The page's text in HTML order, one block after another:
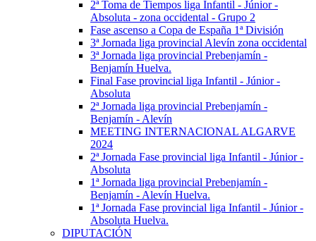
2ª Toma de Tiempos liga Infantil - Júnior -
Absoluta - zona occidental - Grupo 2
Fase ascenso a Copa de España 1ª División
3ª Jornada liga provincial Alevín zona occidental
3ª Jornada liga provincial Prebenjamín -
Benjamín Huelva.
Final Fase provincial liga Infantil - Júnior -
Absoluta
2ª Jornada liga provincial Prebenjamín -
Benjamín - Alevín
MEETING INTERNACIONAL ALGARVE
2024
2ª Jornada Fase provincial liga Infantil - Júnior -
Absoluta
1ª Jornada liga provincial Prebenjamín -
Benjamín - Alevín Huelva.
1ª Jornada Fase provincial liga Infantil - Júnior -
Absoluta Huelva.
DIPUTACIÓN